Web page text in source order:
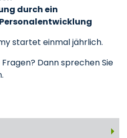
durch ein
startet einmal jährlich.
Dann sprechen Sie